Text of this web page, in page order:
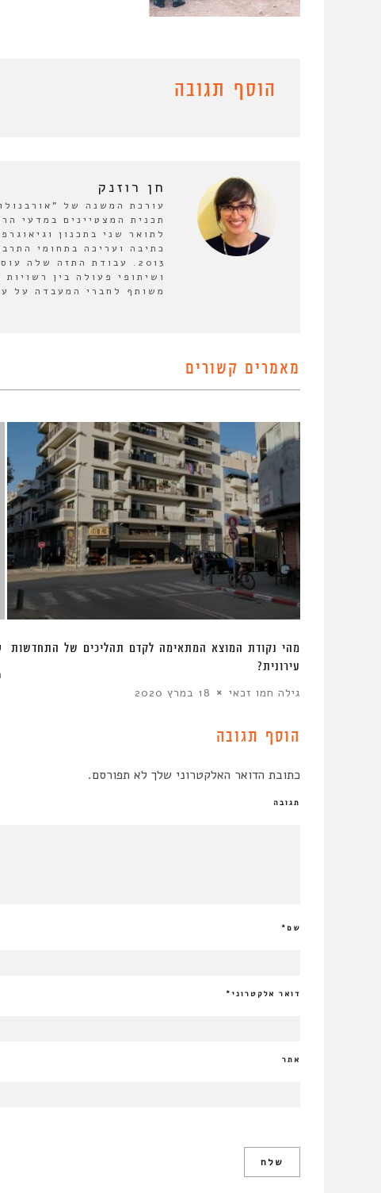
הוסף תגובה
חן רוזנק
תכנית המצטיינים במדעי
לתואר שני בתכנון
כתיבה ועריכה בתחומי
2013. עבודת התזה שלה
ושיתופי פעולה בין
משותף לחברי המעבדה על
מאמרים קשורים
מהי נקודת המוצא המתאימה לקדם תהליכים של התחדשות
עירונית?
גילה חמו זכאי 18 במרץ 2020
הוסף תגובה
כתובת הדואר האלקטרוני שלך לא תפורסם.
תגובה
שם*
דואר אלקטרוני *
אתר